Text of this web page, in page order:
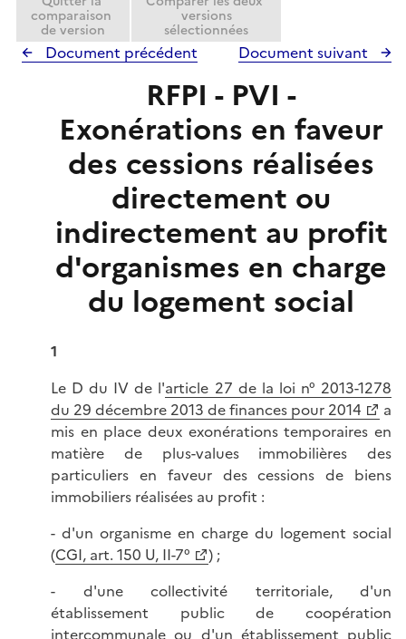
comparaison
de version
versions
sélectionnées
Document précédent Document suivant
RFPI - PVI -
Exonérations en faveur
des cessions réalisées
directement ou
indirectement au profit
d'organismes en charge
du logement social
1
Le D du IV de l'article 27 de la loi n° 2013-1278
du 29 décembre 2013 de finances pour 2014
a
mis en place deux exonérations temporaires en
matière de plus-values immobilières des
particuliers en faveur des cessions de biens
immobiliers réalisées au profit :
- d'un organisme en charge du logement social
(CGI, art. 150 U, II-7°
) ;
- d'une collectivité territoriale, d'un
établissement public de coopération